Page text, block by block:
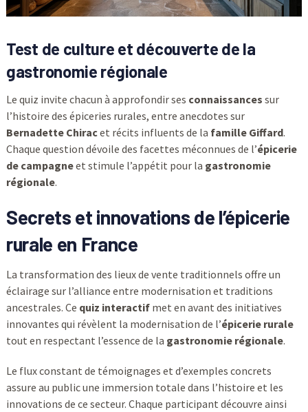
Test de culture et découverte de la
gastronomie régionale
Le quiz invite chacun à approfondir ses connaissances sur
l’histoire des épiceries rurales, entre anecdotes sur
Bernadette Chiracet récits influents de la famille Giffard.
Chaque question dévoile des facettes méconnues de l’épicerie
de campagneet stimule l’appétit pour la gastronomie
régionale.
Secrets et innovations de l’épicerie
rurale en France
La transformation des lieux de vente traditionnels offre un
éclairage sur l’alliance entre modernisation et traditions
ancestrales. Ce quiz interactifmet en avant des initiatives
innovantes qui révèlent la modernisation de l’épicerie rurale
tout en respectant l’essence de la gastronomie régionale.
Le flux constant de témoignages et d’exemples concrets
assure au public une immersion totale dans l’histoire et les
innovations de ce secteur. Chaque participant découvre ainsi